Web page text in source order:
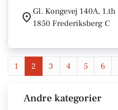
Gl. Kongevej 140A, 1.th
1850 Frederiksberg C
1 2 3 4 5 6
Andre kategorier